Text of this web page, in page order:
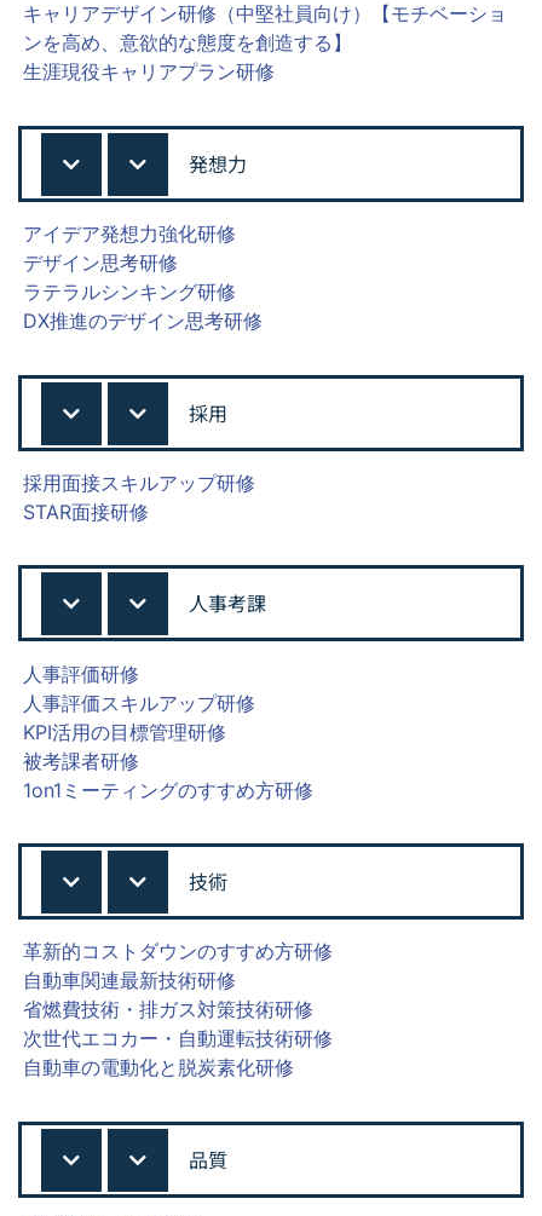
キャリアデザイン研修（中堅社員向け）【モチベーショ
ンを高め、意欲的な態度を創造する】
生涯現役キャリアプラン研修
発想力
アイデア発想力強化研修
デザイン思考研修
ラテラルシンキング研修
DX推進のデザイン思考研修
採用
採用面接スキルアップ研修
STAR面接研修
人事考課
人事評価研修
人事評価スキルアップ研修
KPI活用の目標管理研修
被考課者研修
1on1ミーティングのすすめ方研修
技術
革新的コストダウンのすすめ方研修
自動車関連最新技術研修
省燃費技術・排ガス対策技術研修
次世代エコカー・自動運転技術研修
自動車の電動化と脱炭素化研修
品質